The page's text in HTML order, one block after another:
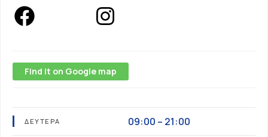
Find it on Google map
ΔΕΥΤΈΡΑ 09:00 – 21:00